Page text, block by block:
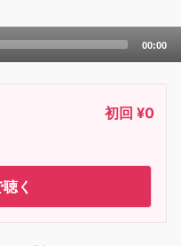
00:00
初回 ¥0
く